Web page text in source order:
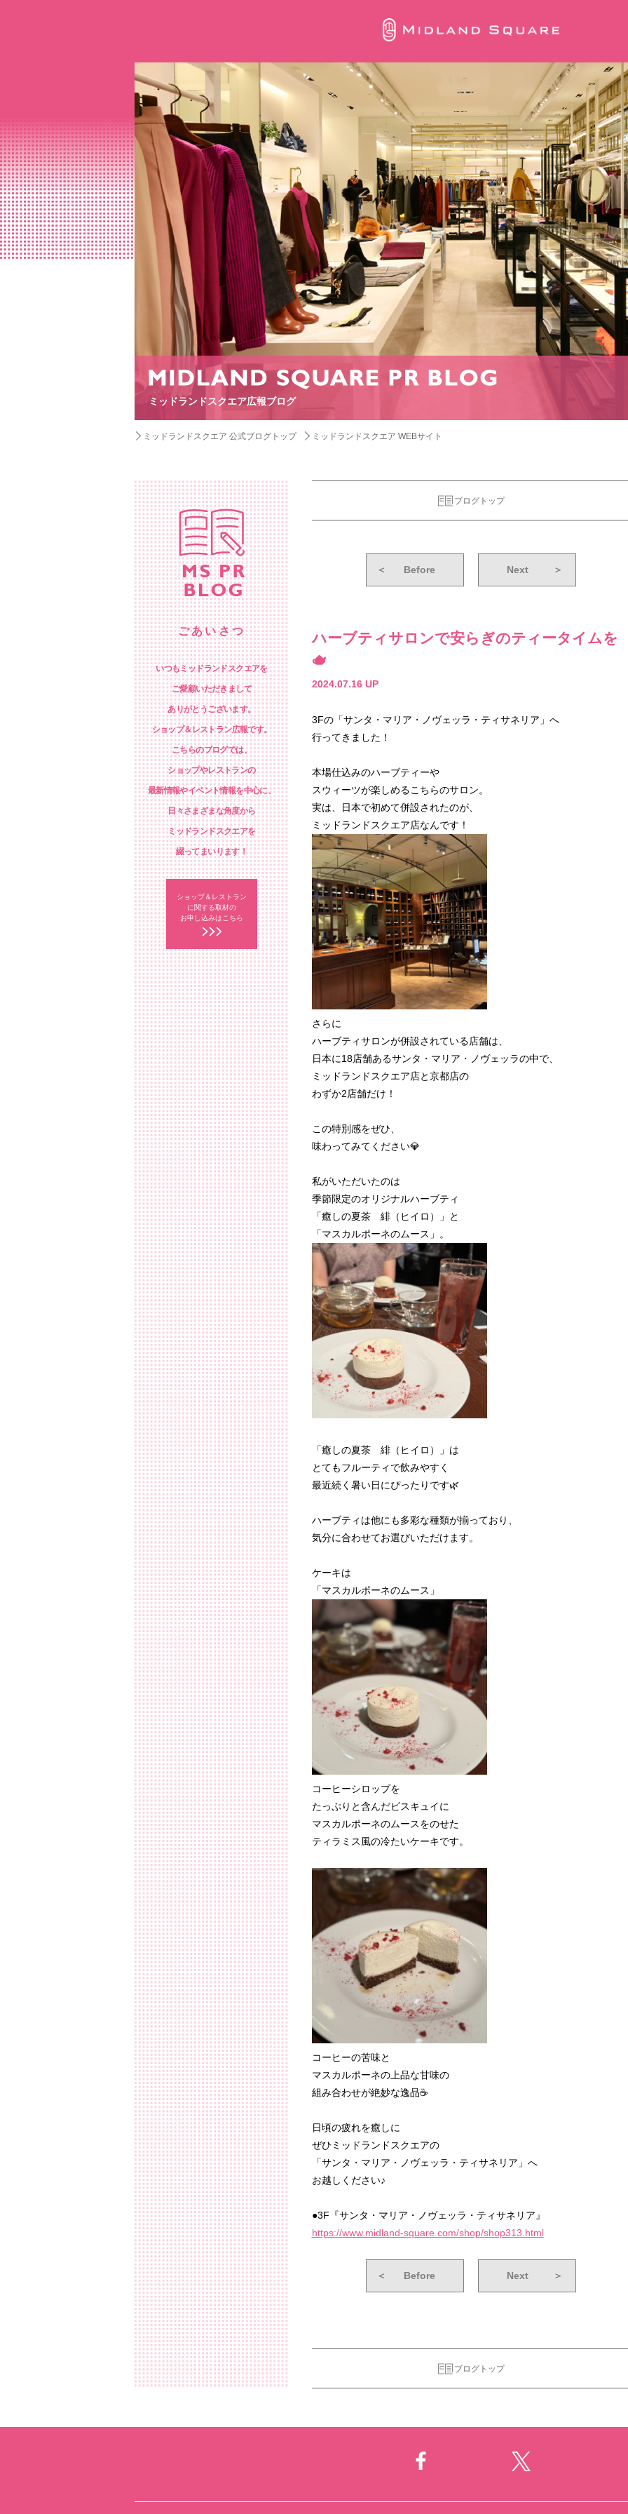
ミッドランドスクエア広報ブログ
ミッドランドスクエア 公式ブログトップ ミッドランドスクエア WEBサイト
ごあいさつ
いつもミッドランドスクエアを
ご愛顧いただきまして
ありがとうございます。
ショップ＆レストラン広報です。
こちらのブログでは、
ショップやレストランの
最新情報やイベント情報を中心に、
日々さまざまな角度から
ミッドランドスクエアを
綴ってまいります！
ショップ＆レストラン
に関する取材の
お申し込みはこちら
ブログトップ
＜ Before Next ＞
ハーブティサロンで安らぎのティータイムを
🫖
2024.07.16 UP
3Fの「サンタ・マリア・ノヴェッラ・ティサネリア」へ
行ってきました！
本場仕込みのハーブティーや
スウィーツが楽しめるこちらのサロン。
実は、日本で初めて併設されたのが、
ミッドランドスクエア店なんです！
さらに
ハーブティサロンが併設されている店舗は、
日本に18店舗あるサンタ・マリア・ノヴェッラの中で、
ミッドランドスクエア店と京都店の
わずか2店舗だけ！
この特別感をぜひ、
味わってみてください💎
私がいただいたのは
季節限定のオリジナルハーブティ
「癒しの夏茶 緋（ヒイロ）」と
「マスカルポーネのムース」。
「癒しの夏茶 緋（ヒイロ）」は
とてもフルーティで飲みやすく
最近続く暑い日にぴったりです🌿
ハーブティは他にも多彩な種類が揃っており、
気分に合わせてお選びいただけます。
ケーキは
「マスカルポーネのムース」
コーヒーシロップを
たっぷりと含んだビスキュイに
マスカルポーネのムースをのせた
ティラミス風の冷たいケーキです。
コーヒーの苦味と
マスカルポーネの上品な甘味の
組み合わせが絶妙な逸品☕️
日頃の疲れを癒しに
ぜひミッドランドスクエアの
「サンタ・マリア・ノヴェッラ・ティサネリア」へ
お越しください♪
●3F『サンタ・マリア・ノヴェッラ・ティサネリア』
https://www.midland-square.com/shop/shop313.html
＜ Before Next ＞
ブログトップ